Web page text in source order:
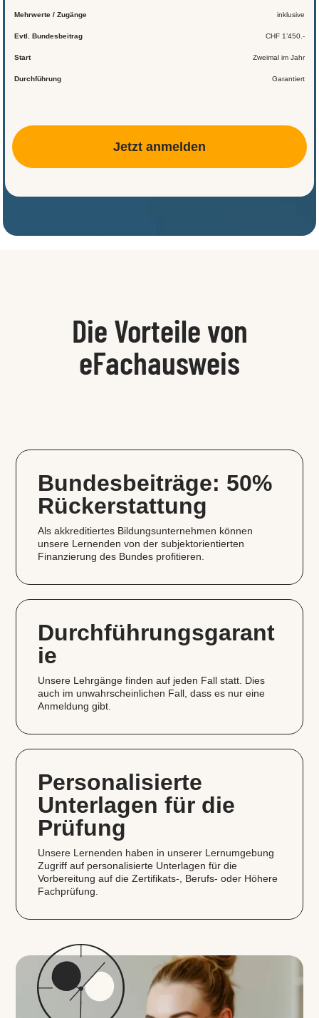
Mehrwerte / Zugänge inklusive
Evtl. Bundesbeitrag CHF 1’450.-
Start Zweimal im Jahr
Durchführung Garantiert
Jetzt anmelden
Die Vorteile von
eFachausweis
Bundesbeiträge: 50%
Rückerstattung
Als akkreditiertes Bildungsunternehmen können
unsere Lernenden von der subjektorientierten
Finanzierung des Bundes profitieren.
Durchführungsgarant
ie
Unsere Lehrgänge finden auf jeden Fall statt. Dies
auch im unwahrscheinlichen Fall, dass es nur eine
Anmeldung gibt.
Personalisierte
Unterlagen für die
Prüfung
Unsere Lernenden haben in unserer Lernumgebung
Zugriff auf personalisierte Unterlagen für die
Vorbereitung auf die Zertifikats‑, Berufs- oder Höhere
Fachprüfung.